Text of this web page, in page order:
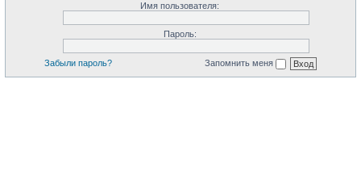
Имя пользователя:
Пароль:
Забыли пароль? Запомнить меня